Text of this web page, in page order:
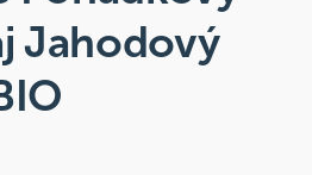
Jahodový